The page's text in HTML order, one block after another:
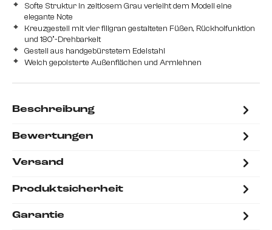
Softe Struktur in zeitlosem Grau verleiht dem Modell eine
elegante Note
Kreuzgestell mit vier filigran gestalteten Füßen, Rückholfunktion
und 180°-Drehbarkeit
Gestell aus handgebürstetem Edelstahl
Weich gepolsterte Außenflächen und Armlehnen
Beschreibung
Bewertungen
Versand
Produktsicherheit
Garantie